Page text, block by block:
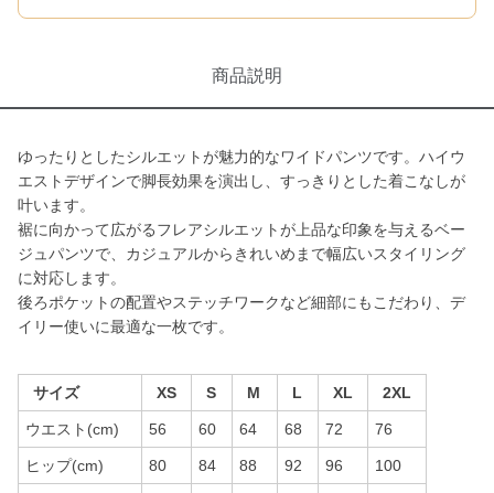
商品説明
ゆったりとしたシルエットが魅力的なワイドパンツです。ハイウ
エストデザインで脚長効果を演出し、すっきりとした着こなしが
叶います。
裾に向かって広がるフレアシルエットが上品な印象を与えるベー
ジュパンツで、カジュアルからきれいめまで幅広いスタイリング
に対応します。
後ろポケットの配置やステッチワークなど細部にもこだわり、デ
イリー使いに最適な一枚です。
サイズ XS S M L XL 2XL
ウエスト(cm) 56 60 64 68 72 76
ヒップ(cm) 80 84 88 92 96 100